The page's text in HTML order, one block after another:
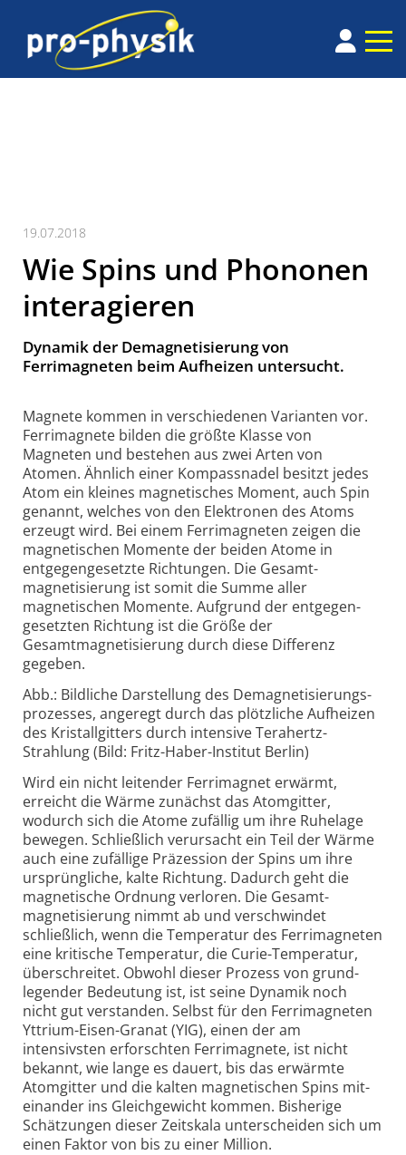
19.07.2018
Wie Spins und Phononen
interagieren
Dynamik der Demagnetisierung von
Ferrimagneten beim Aufheizen untersucht.
Magnete kommen in verschiedenen Varianten vor.
Ferri­magnete bilden die größte Klasse von
Magneten und bestehen aus zwei Arten von
Atomen. Ähnlich einer Kompass­nadel besitzt jedes
Atom ein kleines magnetisches Moment, auch Spin
genannt, welches von den Elektronen des Atoms
erzeugt wird. Bei einem Ferri­magneten zeigen die
magnetischen Momente der beiden Atome in
entgegen­gesetzte Richtungen. Die Gesamt­
magnetisierung ist somit die Summe aller
magnetischen Momente. Aufgrund der entgegen­
gesetzten Richtung ist die Größe der
Gesamtmagnetisierung durch diese Differenz
gegeben.
Abb.: Bildliche Darstellung des Demagnetisierungs­
prozesses, angeregt durch das plötzliche Aufheizen
des Kristall­gitters durch intensive Terahertz-
Strahlung (Bild: Fritz-Haber-Institut Berlin)
Wird ein nicht leitender Ferrimagnet erwärmt,
erreicht die Wärme zunächst das Atom­gitter,
wodurch sich die Atome zufällig um ihre Ruhelage
bewegen. Schließlich verursacht ein Teil der Wärme
auch eine zufällige Präzession der Spins um ihre
ursprüngliche, kalte Richtung. Dadurch geht die
magnetische Ordnung verloren. Die Gesamt­
magnetisierung nimmt ab und verschwindet
schließlich, wenn die Temperatur des Ferri­magneten
eine kritische Temperatur, die Curie-Temperatur,
überschreitet. Obwohl dieser Prozess von grund­
legender Bedeutung ist, ist seine Dynamik noch
nicht gut verstanden. Selbst für den Ferri­magneten
Yttrium-Eisen-Granat (YIG), einen der am
intensivsten erforschten Ferri­magnete, ist nicht
bekannt, wie lange es dauert, bis das erwärmte
Atom­gitter und die kalten magnetischen Spins mit­
einander ins Gleich­gewicht kommen. Bisherige
Schätzungen dieser Zeit­skala unterscheiden sich um
einen Faktor von bis zu einer Million.